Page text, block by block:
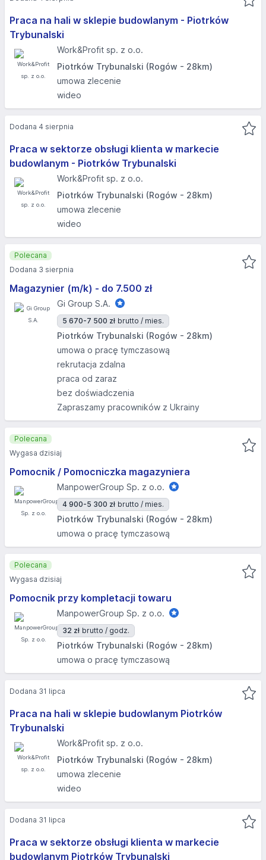
Praca na hali w sklepie budowlanym - Piotrków
Trybunalski
Work&Profit sp. z o.o.
Piotrków Trybunalski (Rogów - 28km)
umowa zlecenie
wideo
Praca w sektorze obsługi klienta w markecie
budowlanym - Piotrków Trybunalski
Work&Profit sp. z o.o.
Piotrków Trybunalski (Rogów - 28km)
umowa zlecenie
wideo
Dodana 4 sierpnia
Magazynier (m/k) - do 7.500 zł
Gi Group S.A.
5 670-7 500 zł brutto / mies.
Piotrków Trybunalski (Rogów - 28km)
umowa o pracę tymczasową
rekrutacja zdalna
praca od zaraz
bez doświadczenia
Zapraszamy pracowników z Ukrainy
Polecana
Dodana 3 sierpnia
Pomocnik / Pomocniczka magazyniera
ManpowerGroup Sp. z o.o.
4 900-5 300 zł brutto / mies.
Piotrków Trybunalski (Rogów - 28km)
umowa o pracę tymczasową
Polecana
Wygasa dzisiaj
Pomocnik przy kompletacji towaru
ManpowerGroup Sp. z o.o.
32 zł brutto / godz.
Piotrków Trybunalski (Rogów - 28km)
umowa o pracę tymczasową
Polecana
Wygasa dzisiaj
Praca na hali w sklepie budowlanym Piotrków
Trybunalski
Work&Profit sp. z o.o.
Piotrków Trybunalski (Rogów - 28km)
umowa zlecenie
wideo
Dodana 31 lipca
Praca w sektorze obsługi klienta w markecie
budowlanym Piotrków Trybunalski
Dodana 31 lipca